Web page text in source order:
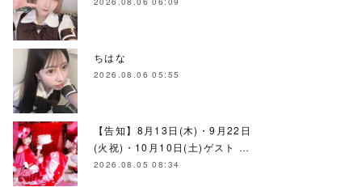
ちはな
2026.08.06 05:55
【告知】8月13日(木)・9月22日
(火祝)・10月10日(土)ゲスト …
2026.08.05 08:34